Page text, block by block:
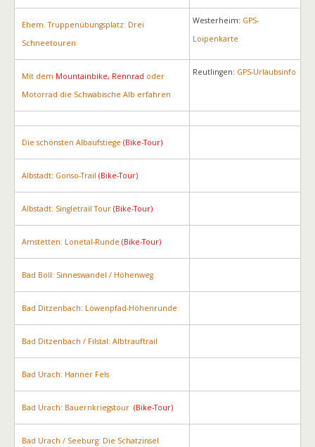
Ehem. Truppenübungsplatz: Drei
Schneetouren
Westerheim: GPS-
Loipenkarte
Mit dem Mountainbike, Rennrad oder
Motorrad die Schwäbische Alb erfahren
Reutlingen: GPS-Urlaubsinfo
Die schönsten Albaufstiege (Bike-Tour)
Albstadt: Gonso-Trail (Bike-Tour)
Albstadt: Singletrail Tour (Bike-Tour)
Amstetten: Lonetal-Runde (Bike-Tour)
Bad Boll: Sinneswandel / Höhenweg
Bad Ditzenbach: Löwenpfad-Höhenrunde
Bad Ditzenbach / Filstal: Albtrauftrail
Bad Urach: Hanner Fels
Bad Urach: Bauernkriegstour (Bike-Tour)
Bad Urach / Seeburg: Die Schatzinsel